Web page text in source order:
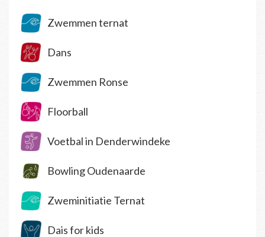
Zwemmen ternat
Dans
Zwemmen Ronse
Floorball
Voetbal in Denderwindeke
Bowling Oudenaarde
Zweminitiatie Ternat
Dais for kids